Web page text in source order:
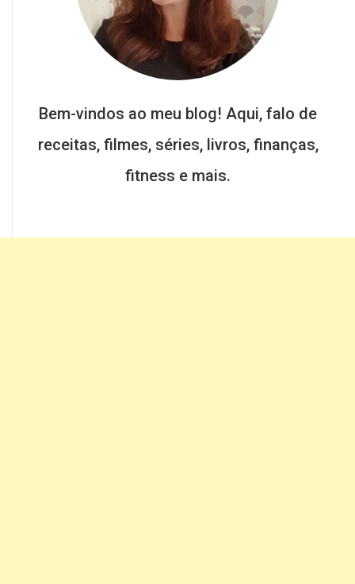
Bem-vindos ao meu blog! Aqui, falo de
receitas, filmes, séries, livros, finanças,
fitness e mais.